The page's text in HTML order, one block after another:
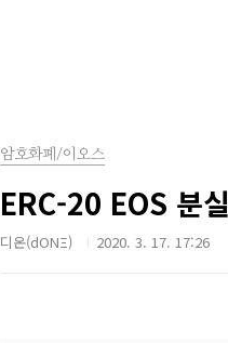
암호화폐/이오스
ERC-20 EOS 분
디온(dONΞ) 2020. 3. 17. 17:26